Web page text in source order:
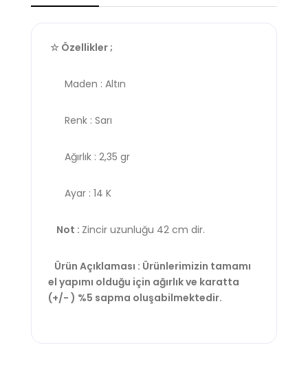
☆ Özellikler ;
Maden : Altın
Renk : Sarı
Ağırlık : 2,35 gr
Ayar : 14 K
Not : Zincir uzunluğu 42 cm dir.
Ürün Açıklaması : Ürünlerimizin tamamı
el yapımı olduğu için ağırlık ve karatta
(+/- ) %5 sapma oluşabilmektedir.